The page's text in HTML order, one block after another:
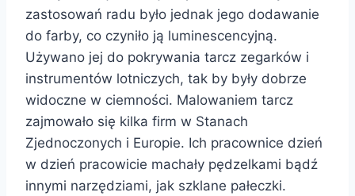
zastosowań radu było jednak jego dodawanie
do farby, co czyniło ją luminescencyjną.
Używano jej do pokrywania tarcz zegarków i
instrumentów lotniczych, tak by były dobrze
widoczne w ciemności. Malowaniem tarcz
zajmowało się kilka firm w Stanach
Zjednoczonych i Europie. Ich pracownice dzień
w dzień pracowicie machały pędzelkami bądź
innymi narzędziami, jak szklane pałeczki.